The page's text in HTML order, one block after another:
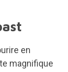
en
magnifique